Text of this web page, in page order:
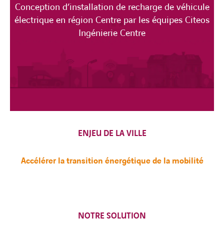
Conception d’installation de recharge de véhicule
électrique en région Centre par les équipes Citeos
Ingénierie Centre
ENJEU DE LA VILLE
Accélérer la transition énergétique de la mobilité
NOTRE SOLUTION